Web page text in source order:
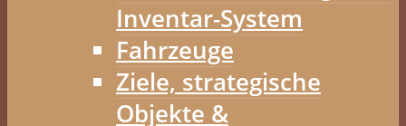
Inventar-System
Fahrzeuge
Ziele, strategische
Objekte &